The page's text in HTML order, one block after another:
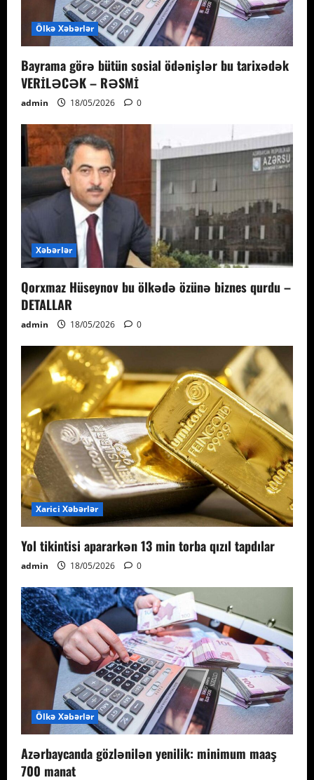
Ölkə Xəbərlər
Bayrama görə bütün sosial ödənişlər bu tarixədək
VERİLƏCƏK – RƏSMİ
admin 18/05/2026 0
Xəbərlər
Qorxmaz Hüseynov bu ölkədə özünə biznes qurdu –
DETALLAR
admin 18/05/2026 0
Xarici Xəbərlər
Yol tikintisi apararkən 13 min torba qızıl tapdılar
admin 18/05/2026 0
Ölkə Xəbərlər
Azərbaycanda gözlənilən yenilik: minimum maaş
700 manat